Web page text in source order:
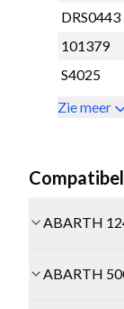
DRS0443
101379
S4025
Zie meer
ABARTH
ABARTH